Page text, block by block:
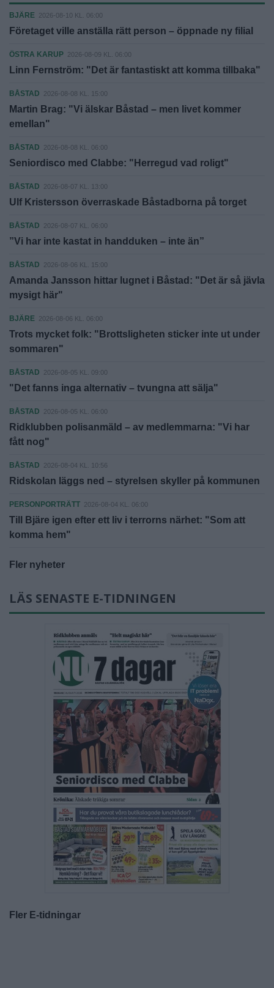
BJÄRE 2026-08-10 KL. 06:00
Företaget ville anställa rätt person – öppnade ny filial
ÖSTRA KARUP 2026-08-09 KL. 06:00
Linn Fernström: "Det är fantastiskt att komma tillbaka"
BÅSTAD 2026-08-08 KL. 15:00
Martin Brag: "Vi älskar Båstad – men livet kommer
emellan"
BÅSTAD 2026-08-08 KL. 06:00
Seniordisco med Clabbe: "Herregud vad roligt"
BÅSTAD 2026-08-07 KL. 13:00
Ulf Kristersson överraskade Båstadborna på torget
BÅSTAD 2026-08-07 KL. 06:00
”Vi har inte kastat in handduken – inte än”
BÅSTAD 2026-08-06 KL. 15:00
Amanda Jansson hittar lugnet i Båstad: "Det är så jävla
mysigt här"
BJÄRE 2026-08-06 KL. 06:00
Trots mycket folk: "Brottsligheten sticker inte ut under
sommaren"
BÅSTAD 2026-08-05 KL. 09:00
"Det fanns inga alternativ – tvungna att sälja"
BÅSTAD 2026-08-05 KL. 06:00
Ridklubben polisanmäld – av medlemmarna: "Vi har
fått nog"
BÅSTAD 2026-08-04 KL. 10:56
Ridskolan läggs ned – styrelsen skyller på kommunen
PERSONPORTRÄTT 2026-08-04 KL. 06:00
Till Bjäre igen efter ett liv i terrorns närhet: "Som att
komma hem"
Fler nyheter
LÄS SENASTE E-TIDNINGEN
Fler E-tidningar